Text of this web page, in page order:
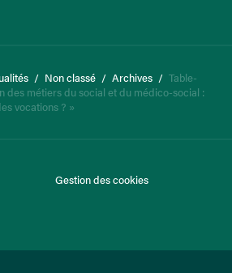
/ Non classé / Archives / Table-
des métiers du social et du médico-social :
vocations ? »
Gestion des cookies